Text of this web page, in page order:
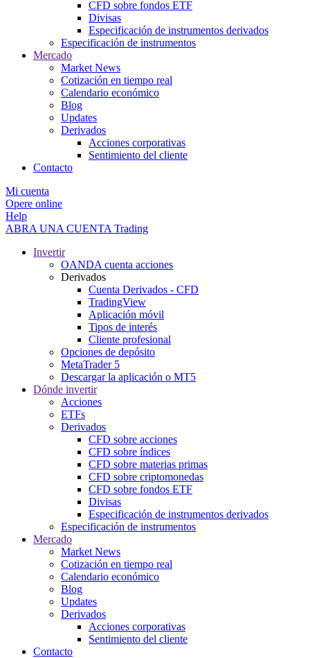
CFD sobre fondos ETF
Divisas
Especificación de instrumentos derivados
Especificación de instrumentos
Mercado
Market News
Cotización en tiempo real
Calendario económico
Blog
Updates
Derivados
Acciones corporativas
Sentimiento del cliente
Contacto
Mi cuenta
Opere online
Help
ABRA UNA CUENTA Trading
Invertir
OANDA cuenta acciones
Derivados
Cuenta Derivados - CFD
TradingView
Aplicación móvil
Tipos de interés
Cliente profesional
Opciones de depósito
MetaTrader 5
Descargar la aplicación o MT5
Dónde invertir
Acciones
ETFs
Derivados
CFD sobre acciones
CFD sobre índices
CFD sobre materias primas
CFD sobre criptomonedas
CFD sobre fondos ETF
Divisas
Especificación de instrumentos derivados
Especificación de instrumentos
Mercado
Market News
Cotización en tiempo real
Calendario económico
Blog
Updates
Derivados
Acciones corporativas
Sentimiento del cliente
Contacto